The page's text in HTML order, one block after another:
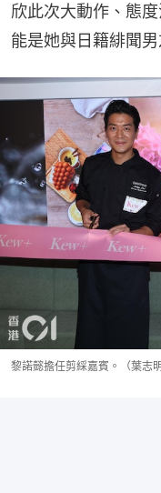
欣此次大動作、態
能是她與日籍緋聞
黎諾懿擔任剪綵嘉賓。（葉志明